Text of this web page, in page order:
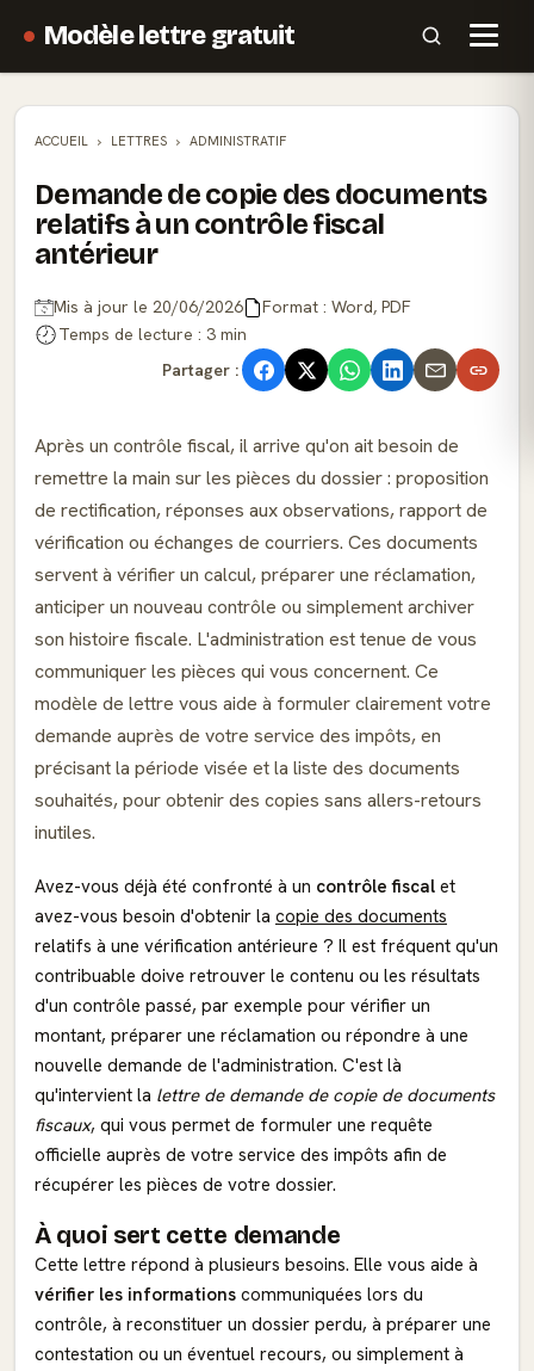
Modèle lettre gratuit
ACCUEIL LETTRES ADMINISTRATIF
Demande de copie des documents
relatifs à un contrôle fiscal
antérieur
Mis à jour le 20/06/2026
Format : Word, PDF
Temps de lecture : 3 min
Partager :
Après un contrôle fiscal, il arrive qu'on ait besoin de
remettre la main sur les pièces du dossier : proposition
de rectification, réponses aux observations, rapport de
vérification ou échanges de courriers. Ces documents
servent à vérifier un calcul, préparer une réclamation,
anticiper un nouveau contrôle ou simplement archiver
son histoire fiscale. L'administration est tenue de vous
communiquer les pièces qui vous concernent. Ce
modèle de lettre vous aide à formuler clairement votre
demande auprès de votre service des impôts, en
précisant la période visée et la liste des documents
souhaités, pour obtenir des copies sans allers-retours
inutiles.
Avez-vous déjà été confronté à un contrôle fiscal et
avez-vous besoin d'obtenir la copie des documents
relatifs à une vérification antérieure ? Il est fréquent qu'un
contribuable doive retrouver le contenu ou les résultats
d'un contrôle passé, par exemple pour vérifier un
montant, préparer une réclamation ou répondre à une
nouvelle demande de l'administration. C'est là
qu'intervient la lettre de demande de copie de documents
fiscaux, qui vous permet de formuler une requête
officielle auprès de votre service des impôts afin de
récupérer les pièces de votre dossier.
À quoi sert cette demande
Cette lettre répond à plusieurs besoins. Elle vous aide à
vérifier les informations communiquées lors du
contrôle, à reconstituer un dossier perdu, à préparer une
contestation ou un éventuel recours, ou simplement à